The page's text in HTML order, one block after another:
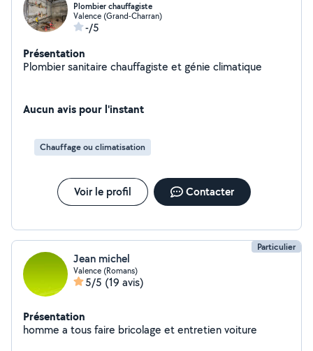
Plombier chauffagiste
Valence (Grand-Charran)
-/5
Présentation
Plombier sanitaire chauffagiste et génie climatique
Aucun avis pour l'instant
Chauffage ou climatisation
Voir le profil Contacter
Particulier
Jean michel
Valence (Romans)
5/5 (19 avis)
Présentation
homme a tous faire bricolage et entretien voiture